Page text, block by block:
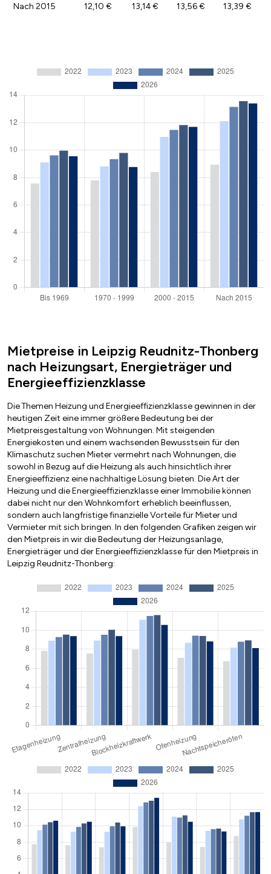
Nach 2015 12,10 € 13,14 € 13,56 € 13,39 €
Mietpreise in Leipzig Reudnitz-Thonberg
nach Heizungsart, Energieträger und
Energieeffizienzklasse
Die Themen Heizung und Energieeffizienzklasse gewinnen in der
heutigen Zeit eine immer größere Bedeutung bei der
Mietpreisgestaltung von Wohnungen. Mit steigenden
Energiekosten und einem wachsenden Bewusstsein für den
Klimaschutz suchen Mieter vermehrt nach Wohnungen, die
sowohl in Bezug auf die Heizung als auch hinsichtlich ihrer
Energieeffizienz eine nachhaltige Lösung bieten. Die Art der
Heizung und die Energieeffizienzklasse einer Immobilie können
dabei nicht nur den Wohnkomfort erheblich beeinflussen,
sondern auch langfristige finanzielle Vorteile für Mieter und
Vermieter mit sich bringen. In den folgenden Grafiken zeigen wir
den Mietpreis in wir die Bedeutung der Heizungsanlage,
Energieträger und der Energieeffizienzklasse für den Mietpreis in
Leipzig Reudnitz-Thonberg: